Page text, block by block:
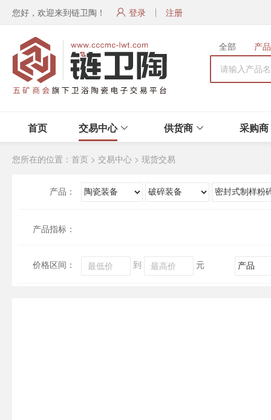
您好，欢迎来到链卫陶！ 登录 注册
全部 产品
首页 交易中心 供货商 采购商
您所在的位置： 首页 > 交易中心 > 现货交易
产品：
产品指标：
价格区间： 到 元